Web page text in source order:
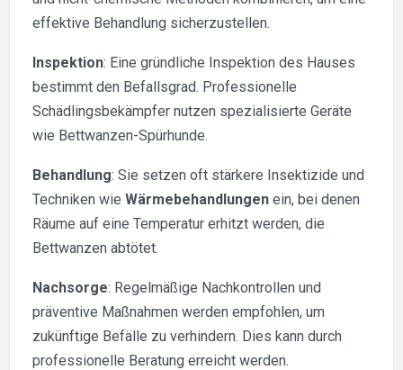
effektive Behandlung sicherzustellen.
Inspektion: Eine gründliche Inspektion des Hauses
bestimmt den Befallsgrad. Professionelle
Schädlingsbekämpfer nutzen spezialisierte Geräte
wie Bettwanzen-Spürhunde.
Behandlung: Sie setzen oft stärkere Insektizide und
Techniken wie Wärmebehandlungen ein, bei denen
Räume auf eine Temperatur erhitzt werden, die
Bettwanzen abtötet.
Nachsorge: Regelmäßige Nachkontrollen und
präventive Maßnahmen werden empfohlen, um
zukünftige Befälle zu verhindern. Dies kann durch
professionelle Beratung erreicht werden.